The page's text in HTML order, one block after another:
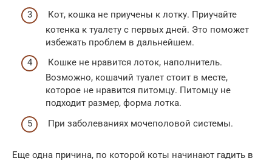
Кот, кошка не приучены к лотку. Приучайте
котенка к туалету с первых дней. Это поможет
избежать проблем в дальнейшем.
Кошке не нравится лоток, наполнитель.
Возможно, кошачий туалет стоит в месте,
которое не нравится питомцу. Питомцу не
подходит размер, форма лотка.
При заболеваниях мочеполовой системы.
Еще одна причина, по которой коты начинают гадить в